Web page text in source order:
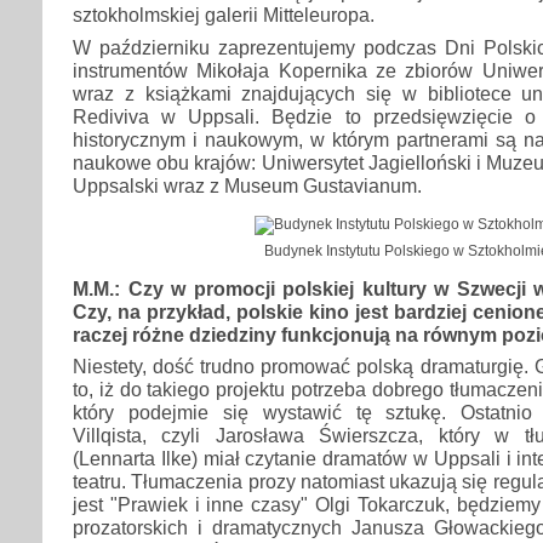
sztokholmskiej galerii Mitteleuropa.
W październiku zaprezentujemy podczas Dni
instrumentów Mikołaja Kopernika ze zbiorów
wraz z książkami znajdujących się w bibliotece
Rediviva w Uppsali. Będzie to przedsięwzięcie o
historycznym i naukowym, w którym partnerami są
naukowe obu krajów: Uniwersytet Jagielloński i
Uppsalski wraz z Museum Gustavianum.
Budynek Instytutu Polskiego w
M.M.: Czy w promocji polskiej kultury w Szwecji
Czy, na przykład, polskie kino jest bardziej
raczej różne dziedziny funkcjonują na równym
Niestety, dość trudno promować polską dramaturgię.
to, iż do takiego projektu potrzeba dobrego
który podejmie się wystawić tę sztukę. Ostatnio
Villqista, czyli Jarosława Świerszcza, który w
(Lennarta Ilke) miał czytanie dramatów w Uppsali i
teatru. Tłumaczenia prozy natomiast ukazują się
jest "Prawiek i inne czasy" Olgi Tokarczuk,
prozatorskich i dramatycznych Janusza